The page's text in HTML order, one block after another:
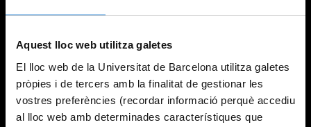
Aquest lloc web utilitza galetes
El lloc web de la Universitat de Barcelona utilitza galetes
pròpies i de tercers amb la finalitat de gestionar les
vostres preferències (recordar informació perquè accediu
al lloc web amb determinades característiques que